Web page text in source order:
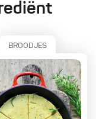
BROODJES